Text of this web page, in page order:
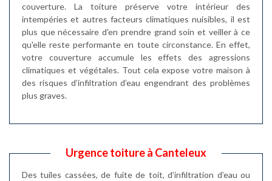
couverture. La toiture préserve votre intérieur des
intempéries et autres facteurs climatiques nuisibles, il est
plus que nécessaire d'en prendre grand soin et veiller à ce
qu'elle reste performante en toute circonstance. En effet,
votre couverture accumule les effets des agressions
climatiques et végétales. Tout cela expose votre maison à
des risques d’infiltration d’eau engendrant des problèmes
plus graves.
Urgence toiture à Canteleux
Des tuiles cassées, de fuite de toit, d’infiltration d’eau ou